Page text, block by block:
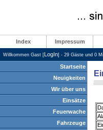
Index Impressum
Willkommen Gast [LogIn] - 29 Gäste und 0
Startseite
Neuigkeiten
Wir über uns
Einsätze
Feuerwache
Fahrzeuge